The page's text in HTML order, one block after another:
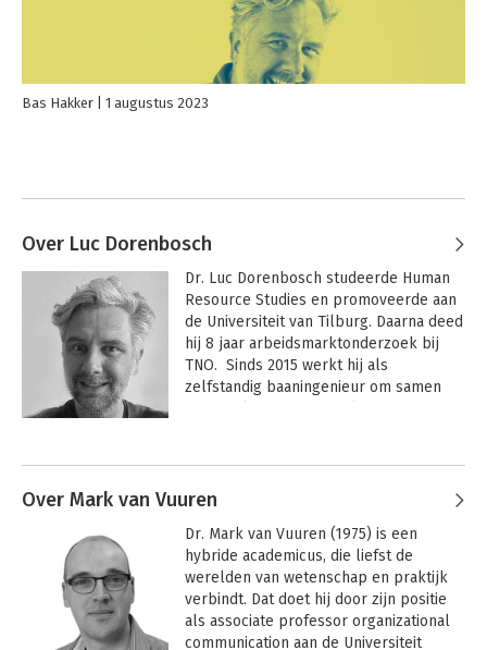
Bas Hakker 1 augustus 2023
Over Luc Dorenbosch
Dr. Luc Dorenbosch studeerde Human
Resource Studies en promoveerde aan
de Universiteit van Tilburg. Daarna deed
hij 8 jaar arbeidsmarktonderzoek bij
TNO.  Sinds 2015 werkt hij als
zelfstandig baaningenieur om samen
Over Mark van Vuuren
Dr. Mark van Vuuren (1975) is een
hybride academicus, die liefst de
werelden van wetenschap en praktijk
verbindt. Dat doet hij door zijn positie
als associate professor organizational
communication aan de Universiteit